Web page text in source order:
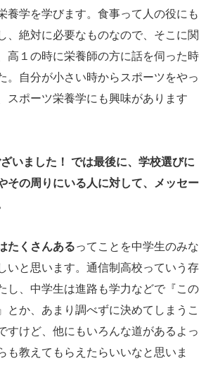
養学を学びます。食事って人の役にも
、絶対に必要なものなので、そこに関
高１の時に栄養師の方に話を伺った時
。自分が小さい時からスポーツをやっ
スポーツ栄養学にも興味があります
いました！ では最後に、学校選びに
その周りにいる人に対して、メッセー
たくさんあるってことを中学生のみな
いと思います。通信制高校っていう存
し、中学生は進路も学力などで『この
とか、あまり調べずに決めてしまうこ
すけど、他にもいろんな道があるよっ
も教えてもらえたらいいなと思いま